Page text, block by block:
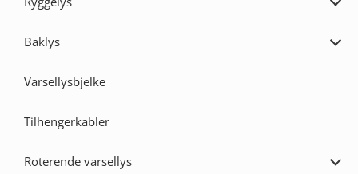
Utvid
Baklys
Utvid
Varsellysbjelke
Tilhengerkabler
Roterende varsellys
Utvid